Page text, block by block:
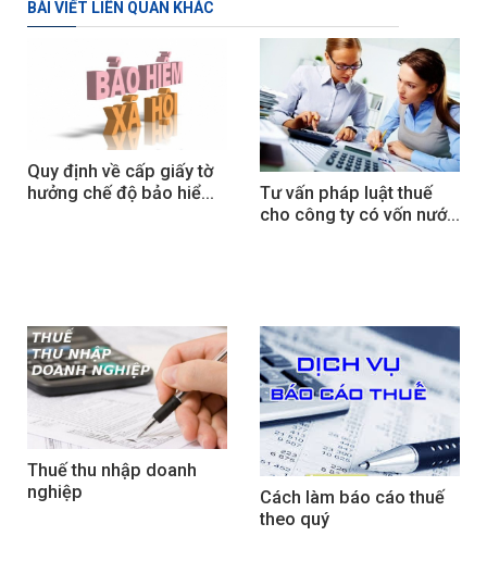
BÀI VIẾT LIÊN QUAN KHÁC
Quy định về cấp giấy tờ
hưởng chế độ bảo hiểm
Tư vấn pháp luật thuế
cho công ty có vốn nước
Thuế thu nhập doanh
nghiệp
Cách làm báo cáo thuế
theo quý